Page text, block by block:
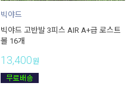
빅야드
빅야드 고반발 3피스 AIR A+급 로스트
볼 16개
13,400원